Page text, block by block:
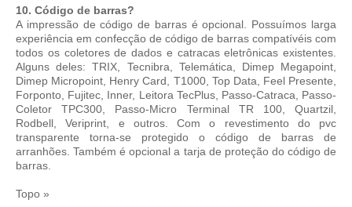
10. Código de barras?
A impressão de código de barras é opcional. Possuímos larga
experiência em confecção de código de barras compatívéis com
todos os coletores de dados e catracas eletrônicas existentes.
Alguns deles: TRIX, Tecnibra, Telemática, Dimep Megapoint,
Dimep Micropoint, Henry Card, T1000, Top Data, Feel Presente,
Forponto, Fujitec, Inner, Leitora TecPlus, Passo-Catraca, Passo-
Coletor TPC300, Passo-Micro Terminal TR 100, Quartzil,
Rodbell, Veriprint, e outros. Com o revestimento do pvc
transparente torna-se protegido o código de barras de
arranhões. Também é opcional a tarja de proteção do código de
barras.
Topo »